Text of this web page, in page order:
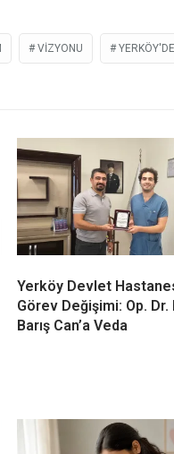
VIZYONU YERKÖY'DE
Yerköy Devlet
Görev Değişimi: Op.
Barış Can’a Veda